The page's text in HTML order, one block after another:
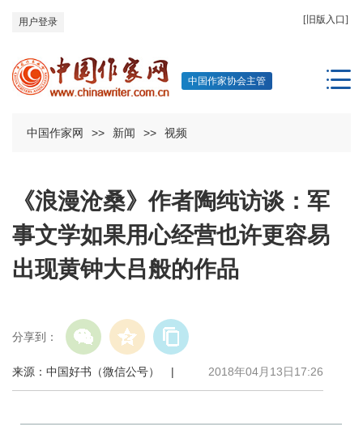
[旧版入口]
用户登录
中国作家协会主管
中国作家网 >> 新闻 >> 视频
《浪漫沧桑》作者陶纯访谈：军
事文学如果用心经营也许更容易
出现黄钟大吕般的作品
分享到：
来源：中国好书（微信公号） | 2018年04月13日17:26